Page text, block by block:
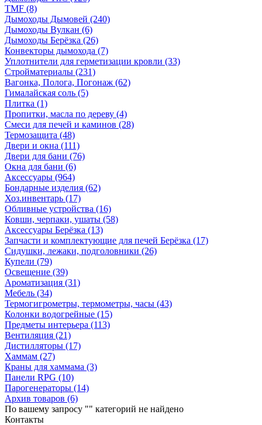
TMF (8)
Дымоходы Дымовей (240)
Дымоходы Вулкан (6)
Дымоходы Берёзка (26)
Конвекторы дымохода (7)
Уплотнители для герметизации кровли (33)
Стройматериалы (231)
Вагонка, Полога, Погонаж (62)
Гималайская соль (5)
Плитка (1)
Пропитки, масла по дереву (4)
Смеси для печей и каминов (28)
Термозащита (48)
Двери и окна (111)
Двери для бани (76)
Окна для бани (6)
Аксессуары (964)
Бондарные изделия (62)
Хоз.инвентарь (17)
Обливные устройства (16)
Ковши, черпаки, ушаты (58)
Аксессуары Берёзка (13)
Запчасти и комплектующие для печей Берёзка (17)
Сидушки, лежаки, подголовники (26)
Купели (79)
Освещение (39)
Ароматизация (31)
Мебель (34)
Термогигрометры, термометры, часы (43)
Колонки водогрейные (15)
Предметы интерьера (113)
Вентиляция (21)
Дистилляторы (17)
Хаммам (27)
Краны для хаммама (3)
Панели RPG (10)
Парогенераторы (14)
Архив товаров (6)
По вашему запросу "" категорий не найдено
Контакты